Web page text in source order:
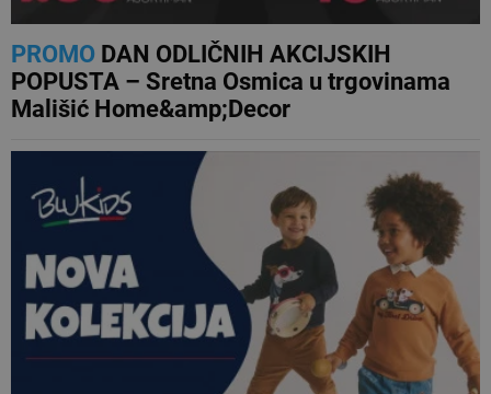
PROMODAN ODLIČNIH AKCIJSKIH
POPUSTA – Sretna Osmica u trgovinama
Mališić Home&amp;Decor